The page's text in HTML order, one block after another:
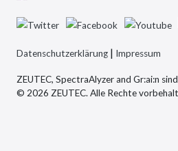
Datenschutzerklärung | Impressum
ZEUTEC, SpectraAlyzer and Gr:ai:n
© 2026 ZEUTEC. Alle Rechte